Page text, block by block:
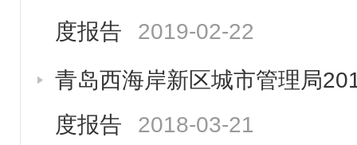
度报告
2019-02-22
青岛西海岸新区城市管理局
度报告
2018-03-21